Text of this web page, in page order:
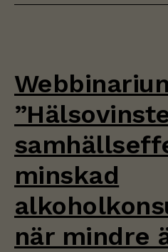
minskad
när mindre